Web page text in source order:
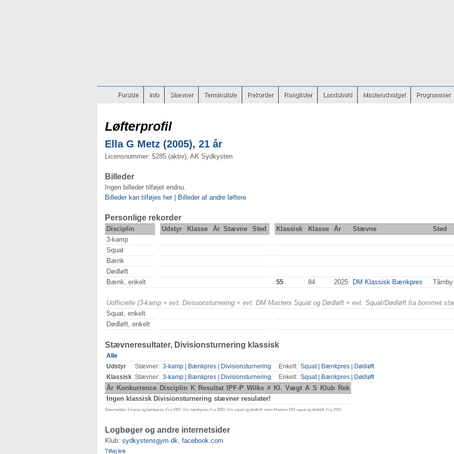
Forside Info Stævner Terminsliste Rekorder Ranglister Landshold Masterudvalget Programmer
Løfterprofil
Ella G Metz (2005), 21 år
Licensnummer: 5285 (aktiv), AK Sydkysten
Billeder
Ingen billeder tilføjet endnu.
Billeder kan tilføjes her| Billeder af andre løftere
Personlige rekorder
Disciplin Udstyr Klasse År Stævne Sted Klassisk Klasse År Stævne
Sted
3-kamp
Squat
Bænk
Dødløft
Bænk, enkelt
55 84 2025 DM Klassisk Bænkpres
Uofficielle (3-kamp + evt. Divisionsturnering + evt. DM Masters Squat og Dødløft + evt. Squat/Dødløft fra bommet
Squat, enkelt
Dødløft, enkelt
Stævneresultater, Divisionsturnering klassisk
Alle
Udstyr
Stævner: 3-kamp Bænkpres Divisionsturnering Enkelt: Squat| Bænkpres
Dødløft
Klassisk Stævner: 3-kamp Bænkpres Divisionsturnering Enkelt: Squat| Bænkpres Dødløft
År Konkurrence Disciplin K Resultat IPF-P Wilks # Kl. Vægt A S Klub Rek
Ingen klassisk Divisionsturnering stævner resulater!
Stævnedata: 3-kamp og bænkpres: Fra 1997. Div. bænkpres: Fra 2000. Div. squat og dødløft, samt Masters DM squat og dødløft: Fra 2015.
Logbøger og andre internetsider
Klub: sydkystensgym.dk, facebook.com
Tilføj link